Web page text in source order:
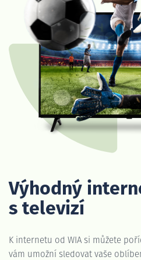
Výhodný
s televizí
K internetu od WIA si můžete
vám umožní sledovat vaše